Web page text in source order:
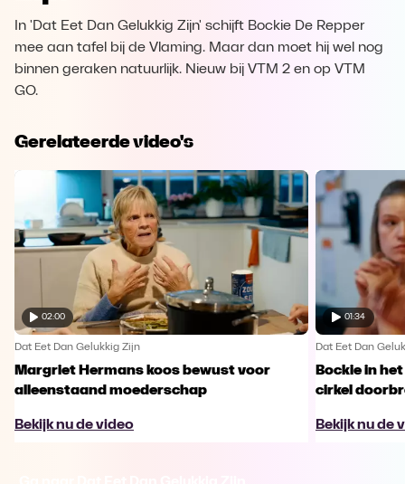
In 'Dat Eet Dan Gelukkig Zijn' schijft Bockie De Repper
mee aan tafel bij de Vlaming. Maar dan moet hij wel nog
binnen geraken natuurlijk. Nieuw bij VTM 2 en op VTM
GO.
Gerelateerde video's
02:00
Dat Eet Dan Gelukkig Zijn
Margriet Hermans koos bewust voor
alleenstaand moederschap
Bekijk nu de video
01:34
Dat Eet Dan
Bockie in
cirkel
Bekijk nu de